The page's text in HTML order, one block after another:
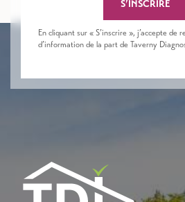
S’INSCRIRE
En cliquant sur « S’inscrire », j’accepte de
d’information de la part de Taverny